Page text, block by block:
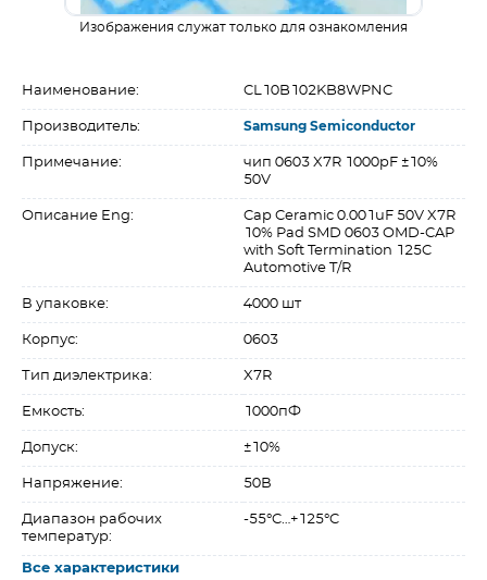
Изображения служат только для ознакомления
Наименование: CL10B102KB8WPNC
Производитель: Samsung Semiconductor
Примечание:
чип 0603 X7R 1000pF ±10%
50V
Описание Eng:
Cap Ceramic 0.001uF 50V X7R
10% Pad SMD 0603 OMD-CAP
with Soft Termination 125C
Automotive T/R
В упаковке: 4000 шт
Корпус: 0603
Тип диэлектрика: X7R
Емкость: 1000пФ
Допуск: ±10%
Напряжение: 50В
Диапазон рабочих
температур:
-55°C…+125°C
Все характеристики